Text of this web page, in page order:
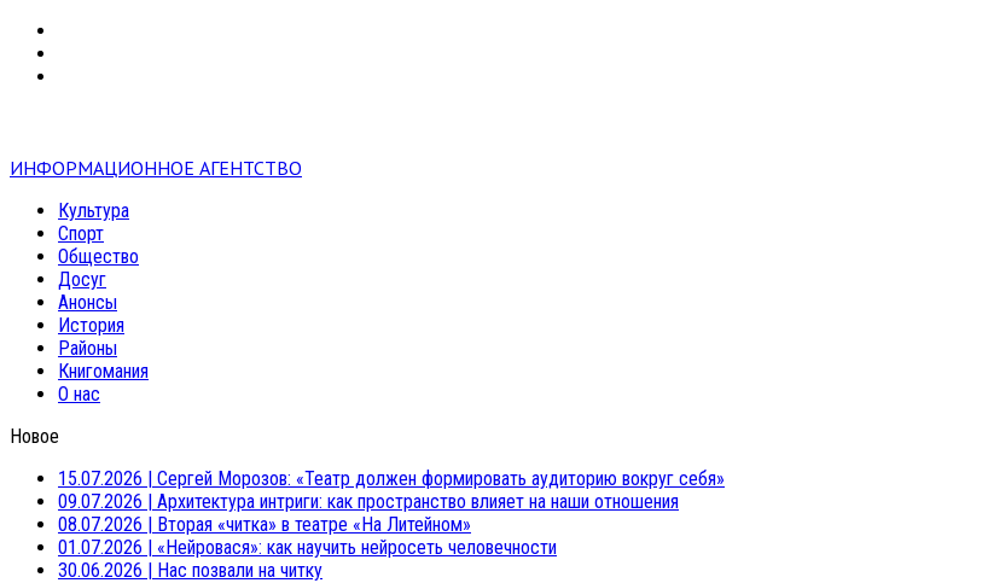
ИНФОРМАЦИОННОЕ АГЕНТСТВО
Культура
Спорт
Общество
Досуг
Анонсы
История
Районы
Книгомания
О нас
Новое
15.07.2026 | Сергей Морозов: «Театр должен формировать аудиторию вокруг себя»
09.07.2026 | Архитектура интриги: как пространство влияет на наши отношения
08.07.2026 | Вторая «читка» в театре «На Литейном»
01.07.2026 | «Нейровася»: как научить нейросеть человечности
30.06.2026 | Нас позвали на читку